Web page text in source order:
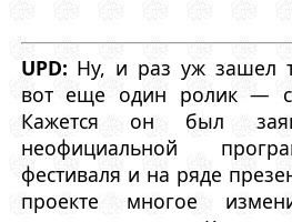
UPD: Ну, и раз уж зашел
вот еще один ролик —
Кажется он был
неофициальной
фестиваля и на ряде
проекте многое